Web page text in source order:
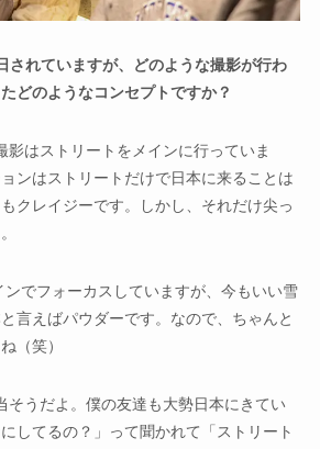
されていますが、どのような撮影が行わ
どのようなコンセプトですか？
影はストリートをメインに行っていま
ンはストリートだけで日本に来ることは
クレイジーです。しかし、それだけ尖っ
でフォーカスしていますが、今もいい雪
言えばパウダーです。なので、ちゃんと
（笑）
そうだよ。僕の友達も大勢日本にきてい
してるの？」って聞かれて「ストリート